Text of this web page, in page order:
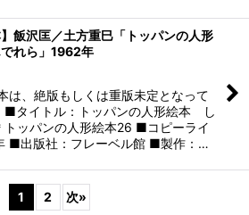
】飯沢匡／土方重巳「トッパンの人形
れら」1962年
は、絶版もしくは重版未定となって
■タイトル：トッパンの人形絵本 し
トッパンの人形絵本26 ■コピーライ
■出版社：フレーベル館 ■製作：…
1 2 次»